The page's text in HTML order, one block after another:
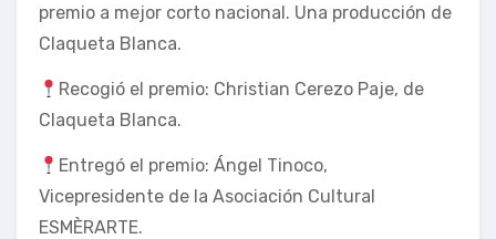
premio a mejor corto nacional. Una producción de
Claqueta Blanca.
Recogió el premio: Christian Cerezo Paje, de
Claqueta Blanca.
Entregó el premio: Ángel Tinoco,
Vicepresidente de la Asociación Cultural
ESMÈRARTE.